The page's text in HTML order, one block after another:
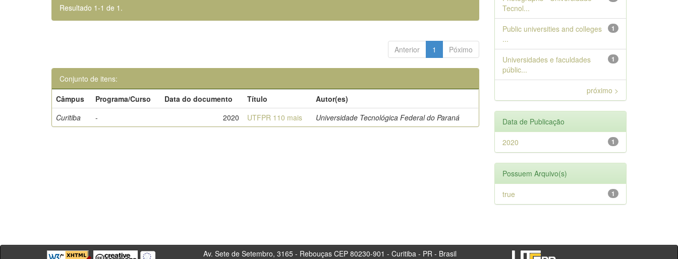
Resultado 1-1 de 1.
Anterior 1 Póximo
Conjunto de itens:
Câmpus
Programa/Curso Data do documento Título
Autor(es)
Curitiba
- 2020 UTFPR 110 mais Universidade Tecnológica Federal do Paraná
Tecnol...
1
Public universities and colleges
...
1
Universidades e faculdades
públic...
próximo >
Data de Publicação
1
2020
Possuem Arquivo(s)
1
true
Av. Sete de Setembro, 3165 - Rebouças CEP 80230-901 - Curitiba - PR - Brasil